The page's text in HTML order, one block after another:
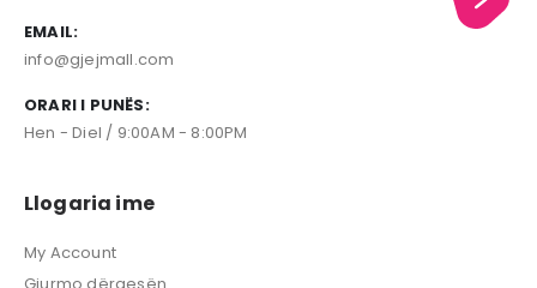
EMAIL:
info@gjejmall.com
ORARI I PUNËS:
Hen - Diel / 9:00AM - 8:00PM
Llogaria ime
My Account